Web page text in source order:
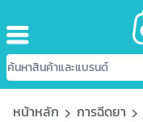
หน้าหลัก การฉีดยา